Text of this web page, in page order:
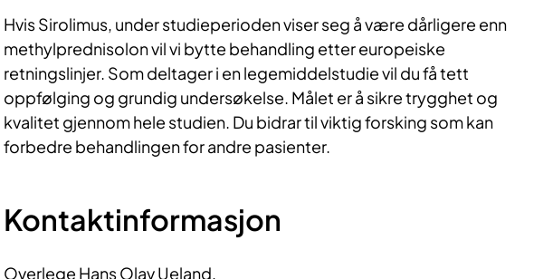
Hvis Sirolimus, under studieperioden viser seg å være dårligere enn
methylprednisolon vil vi bytte behandling etter europeiske
retningslinjer. Som deltager i en legemiddelstudie vil du få tett
oppfølging og grundig undersøkelse. Målet er å sikre trygghet og
kvalitet gjennom hele studien. Du bidrar til viktig forsking som kan
forbedre behandlingen for andre pasienter.
Kontaktinformasjon
Overlege Hans Olav Ueland,